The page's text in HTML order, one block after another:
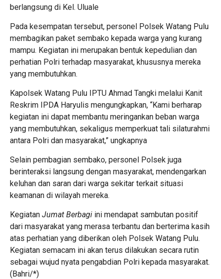
berlangsung di Kel. Uluale
Pada kesempatan tersebut, personel Polsek Watang Pulu
membagikan paket sembako kepada warga yang kurang
mampu. Kegiatan ini merupakan bentuk kepedulian dan
perhatian Polri terhadap masyarakat, khususnya mereka
yang membutuhkan.
Kapolsek Watang Pulu IPTU Ahmad Tangki melalui Kanit
Reskrim IPDA Haryulis mengungkapkan, “Kami berharap
kegiatan ini dapat membantu meringankan beban warga
yang membutuhkan, sekaligus memperkuat tali silaturahmi
antara Polri dan masyarakat,” ungkapnya
Selain pembagian sembako, personel Polsek juga
berinteraksi langsung dengan masyarakat, mendengarkan
keluhan dan saran dari warga sekitar terkait situasi
keamanan di wilayah mereka.
Kegiatan Jumat Berbagi ini mendapat sambutan positif
dari masyarakat yang merasa terbantu dan berterima kasih
atas perhatian yang diberikan oleh Polsek Watang Pulu.
Kegiatan semacam ini akan terus dilakukan secara rutin
sebagai wujud nyata pengabdian Polri kepada masyarakat.
(Bahri/*)